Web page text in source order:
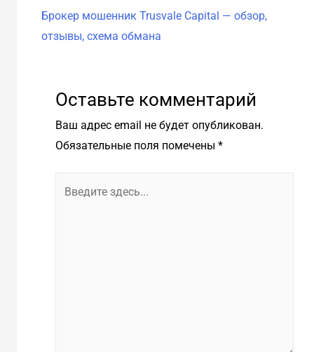
Брокер мошенник Trusvale Capital — обзор,
отзывы, схема обмана
Оставьте комментарий
Ваш адрес email не будет опубликован.
Обязательные поля помечены *